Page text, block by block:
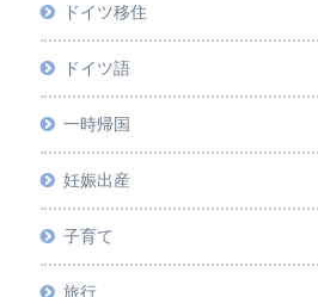
ドイツ移住
ドイツ語
一時帰国
妊娠出産
子育て
旅行